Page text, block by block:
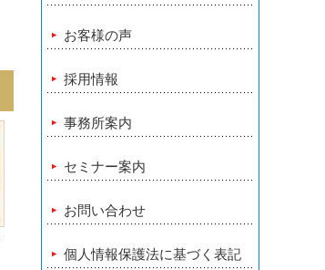
お客様の声
採用情報
事務所案内
セミナー案内
お問い合わせ
個人情報保護法に基づく表記